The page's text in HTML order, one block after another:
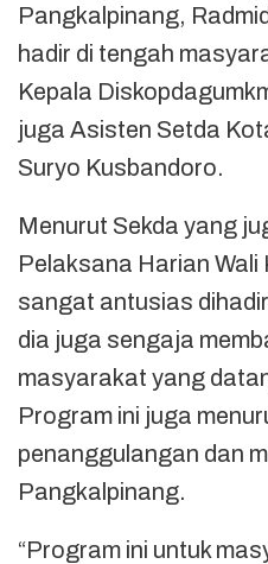
Pangkalpinang,
hadir di tengah
Kepala
juga Asisten Setda
Suryo Kusbandoro.
Menurut Sekda yang
Pelaksana Harian
sangat antusias
dia juga sengaja
masyarakat yang
Program ini juga
penanggulangan dan
Pangkalpinang.
“Program ini untuk